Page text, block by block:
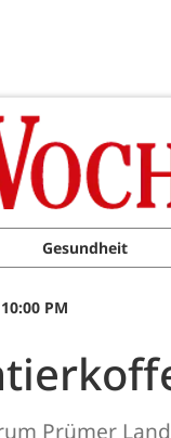
Gesundheit
PM
Prümer